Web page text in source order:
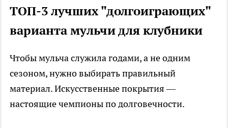
ТОП-3 лучших "долгоиграющих"
варианта мульчи для клубники
Чтобы мульча служила годами, а не одним
сезоном, нужно выбирать правильный
материал. Искусственные покрытия —
настоящие чемпионы по долговечности.